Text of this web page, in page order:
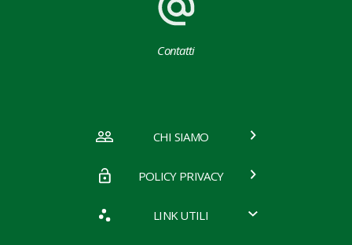
Contatti
CHI SIAMO
POLICY PRIVACY
LINK UTILI